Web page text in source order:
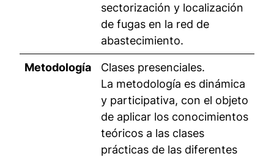
sectorización y localización
de fugas en la red de
abastecimiento.
Metodología
Clases presenciales.
La metodología es dinámica
y participativa, con el objeto
de aplicar los conocimientos
teóricos a las clases
prácticas de las diferentes